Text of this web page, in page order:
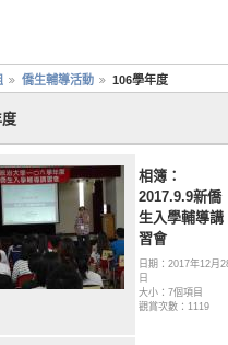
僑生輔導活動 106學年度
相簿：
2017.9.9新僑
生入學輔導講
習會
日期：2017年12月
日
大小：7個項目
觀賞次數：1119